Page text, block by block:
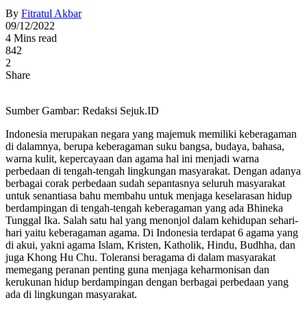
By Fitratul Akbar
09/12/2022
4 Mins read
842
2
Share
Sumber Gambar: Redaksi Sejuk.ID
Indonesia merupakan negara yang majemuk memiliki keberagaman
di dalamnya, berupa keberagaman suku bangsa, budaya, bahasa,
warna kulit, kepercayaan dan agama hal ini menjadi warna
perbedaan di tengah-tengah lingkungan masyarakat. Dengan adanya
berbagai corak perbedaan sudah sepantasnya seluruh masyarakat
untuk senantiasa bahu membahu untuk menjaga keselarasan hidup
berdampingan di tengah-tengah keberagaman yang ada Bhineka
Tunggal Ika. Salah satu hal yang menonjol dalam kehidupan sehari-
hari yaitu keberagaman agama. Di Indonesia terdapat 6 agama yang
di akui, yakni agama Islam, Kristen, Katholik, Hindu, Budhha, dan
juga Khong Hu Chu. Toleransi beragama di dalam masyarakat
memegang peranan penting guna menjaga keharmonisan dan
kerukunan hidup berdampingan dengan berbagai perbedaan yang
ada di lingkungan masyarakat.